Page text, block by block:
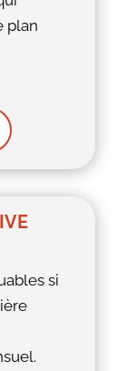
plan
si